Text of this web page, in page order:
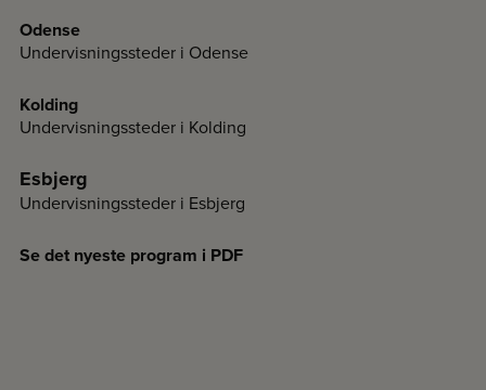
Odense
Undervisningssteder i Odense
Kolding
Undervisningssteder i Kolding
Esbjerg
Undervisningssteder i Esbjerg
Se det nyeste program i PDF